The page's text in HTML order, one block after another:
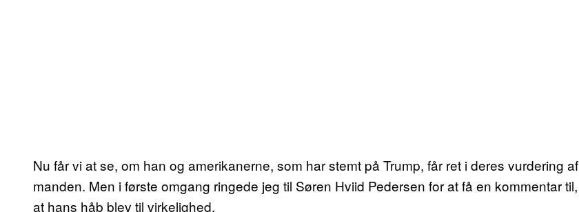
Nu får vi at se, om han og amerikanerne, som har stemt på Trump, får ret i deres vurdering af
manden. Men i første omgang ringede jeg til Søren Hviid Pedersen for at få en kommentar til,
at hans håb blev til virkelighed.